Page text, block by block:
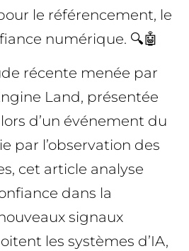
le référencement, le
numérique. 🔍🤖
récente menée par
Land, présentée
d’un événement du
par l’observation des
cet article analyse
dans la
signaux
les systèmes d’IA,